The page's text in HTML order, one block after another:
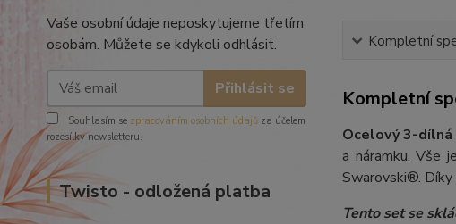
Vaše osobní údaje neposkytujeme třetím
osobám. Můžete se kdykoli odhlásit.
Přihlásit se
Souhlasím se zpracováním osobních údajů za účelem
rozesílky newsletteru.
Twisto - odložená platba
Kompletní
Kompletní
Ocelový 3-
a náramku. Vše
Swarovski®. Díky
Tento set se